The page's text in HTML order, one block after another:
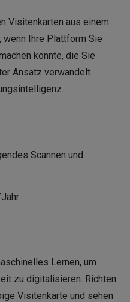
Visitenkarten aus einem
wenn Ihre Plattform Sie
könnte, die Sie
Ansatz verwandelt
Scannen und
Lernen, um
zu digitalisieren. Richten
Visitenkarte und sehen